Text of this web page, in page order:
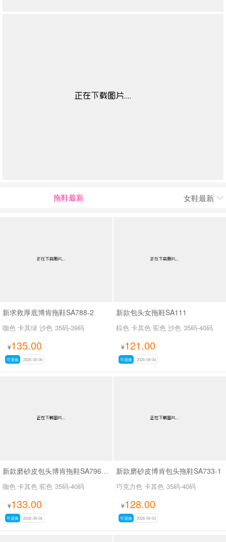
拖鞋最新 女鞋最新上

新求救厚底博肯拖鞋SA788-2
咖色 卡其绿 沙色 35码-39码
¥135.00
可退换 2026-08-06
新款包头女拖鞋SA111
棕色 卡其色 驼色 沙色 35码-40码
¥121.00
可退换 2026-08-04
新款磨砂皮包头博肯拖鞋SA796-10
咖色 卡其色 驼色 35码-40码
¥133.00
可退换 2026-08-04
新款磨砂皮博肯包头拖鞋SA733-1
巧克力色 卡其色 35码-40码
¥128.00
可退换 2026-08-03